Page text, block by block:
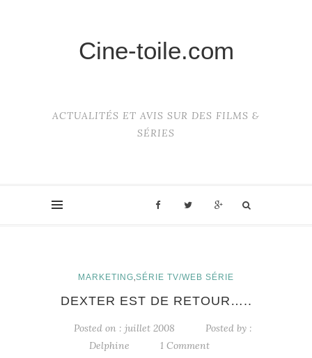
Cine-toile.com
ACTUALITÉS ET AVIS SUR DES FILMS &
SÉRIES
MARKETING,SÉRIE TV/WEB SÉRIE
DEXTER EST DE RETOUR…..
Posted on : juillet 2008
Posted by :
Delphine
1 Comment